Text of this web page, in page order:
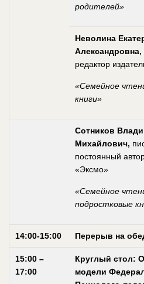
родителей»
Неволина
Александровна,
редактор
«Семейное
книги»
Сотников
Михайлович,
постоянный
«Эксмо»
«Семейное
подростковые
14:00-15:00 Перерыв на
15:00 –
17:00
Круглый стол:
модели